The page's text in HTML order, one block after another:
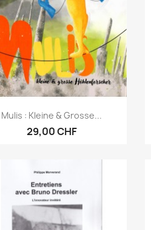
Vorschau
Mulis : Kleine & Grosse...
29,00 CHF